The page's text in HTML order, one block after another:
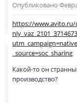
Опубликовано
https://www.avito.ru/
_source=soc_sharing
Какой-то он
производство?